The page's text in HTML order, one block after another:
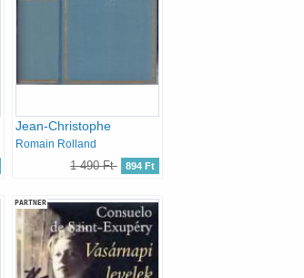
Jean-Christophe
Romain Rolland
1 490 Ft 894 Ft
PARTNER